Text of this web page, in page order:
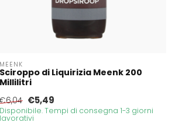
MEENK
Sciroppo di Liquirizia Meenk 200
Millilitri
€6,04 €5,49
Disponibile. Tempi di consegna 1-3 giorni
lavorativi